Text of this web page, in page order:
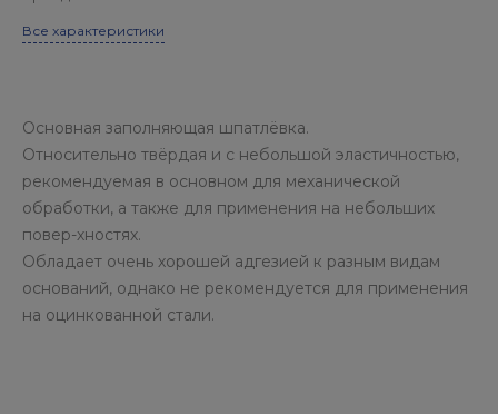
Все характеристики
Основная заполняющая шпатлёвка.
Относительно твёрдая и с небольшой эластичностью,
рекомендуемая в основном для механической
обработки, а также для применения на небольших
повер-хностях.
Обладает очень хорошей адгезией к разным видам
оснований, однако не рекомендуется для применения
на оцинкованной стали.